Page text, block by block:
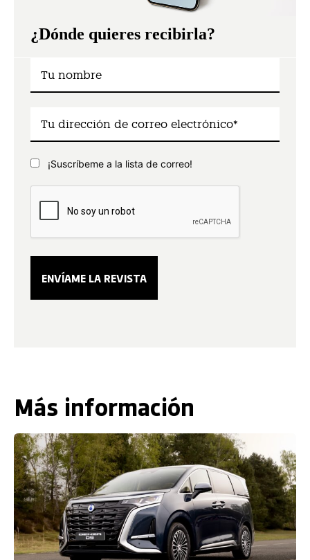
¿Dónde quieres recibirla?
¡Suscríbeme a la lista de correo!
Más información